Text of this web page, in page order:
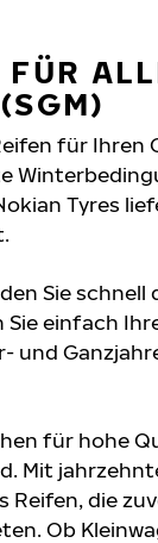
für Ihren
Tyres
Sie schnell
Sie einfach
und
für hohe
Mit
Reifen, die
Ob